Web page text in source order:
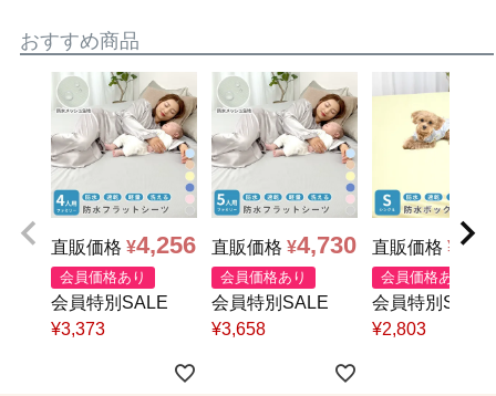
おすすめ商品
直販価格 ¥4,256
会員価格あり
会員特別SALE
¥3,373
直販価格 ¥4,730
会員価格あり
会員特別SALE
¥3,658
直販価格 ¥
会員価格あり
会員特別SALE
¥2,803